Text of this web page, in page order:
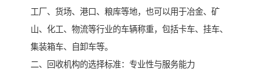
工厂、货场、港口、粮库等地，也可以用于冶金、矿
山、化工、物流等行业的车辆称重，包括卡车、挂车、
集装箱车、自卸车等。
二、回收机构的选择标准：专业性与服务能力